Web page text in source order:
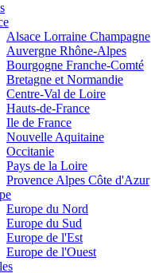
Alsace Lorraine Champagne
Auvergne Rhône-Alpes
Bourgogne Franche-Comté
Bretagne et Normandie
Centre-Val de Loire
Hauts-de-France
Ile de France
Nouvelle Aquitaine
Occitanie
Pays de la Loire
Provence Alpes Côte d'Azur
Europe du Nord
Europe du Sud
Europe de l'Est
Europe de l'Ouest